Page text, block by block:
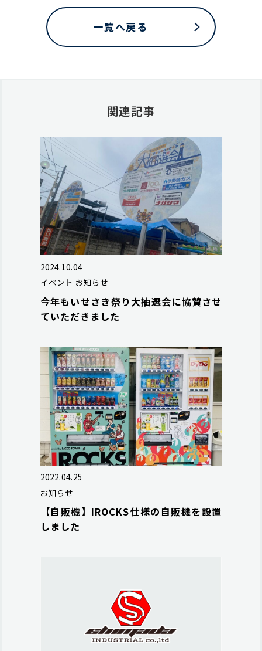
一覧へ戻る
関連記事
2024.10.04
イベント お知らせ
今年もいせさき祭り大抽選会に協賛させ
ていただきました
2022.04.25
お知らせ
【自販機】IROCKS仕様の自販機を設置
しました